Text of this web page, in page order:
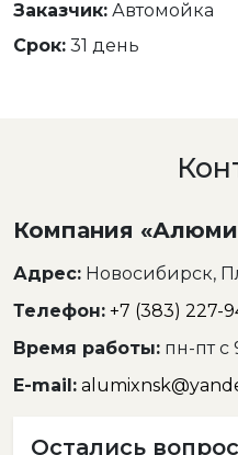
Заказчик: Автомойка
Срок: 31 день
Компания
Адрес: Новосибирск,
Телефон: +7 (383) 227-
Время работы: пн-пт с
E-mail:
Остались